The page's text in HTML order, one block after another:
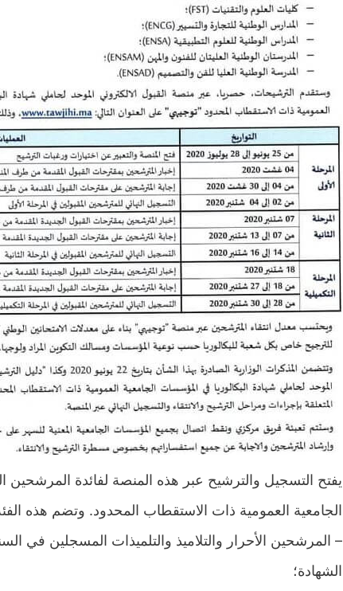
يفتح التسجيل والترشيح عبر هذه المنصة لفائدة المرشحين
الجامعية العمومية ذات الاستقطاب المحدود. وتضم هذه
– المرشحين الأحرار والتلاميذ والتلميذات المسجلين في
الشهادة؛